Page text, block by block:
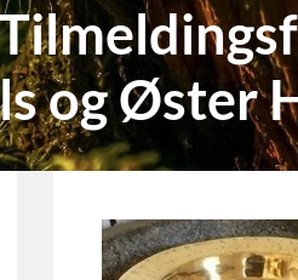
og Øster